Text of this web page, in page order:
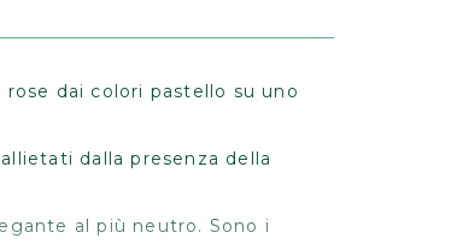
dai colori pastello su uno
dalla presenza della
al più neutro. Sono i